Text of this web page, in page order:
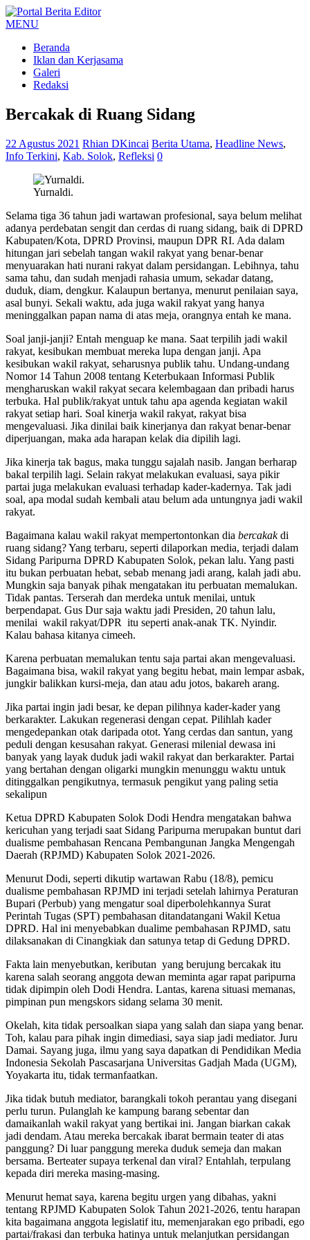
MENU
Beranda
Iklan dan Kerjasama
Galeri
Redaksi
Bercakak di Ruang Sidang
22 Agustus 2021 Rhian DKincai Berita Utama, Headline News,
Info Terkini, Kab. Solok, Refleksi 0
Yurnaldi.
Selama tiga 36 tahun jadi wartawan profesional, saya belum melihat
adanya perdebatan sengit dan cerdas di ruang sidang, baik di DPRD
Kabupaten/Kota, DPRD Provinsi, maupun DPR RI. Ada dalam
hitungan jari sebelah tangan wakil rakyat yang benar-benar
menyuarakan hati nurani rakyat dalam persidangan. Lebihnya, tahu
sama tahu, dan sudah menjadi rahasia umum, sekadar datang,
duduk, diam, dengkur. Kalaupun bertanya, menurut penilaian saya,
asal bunyi. Sekali waktu, ada juga wakil rakyat yang hanya
meninggalkan papan nama di atas meja, orangnya entah ke mana.
Soal janji-janji? Entah menguap ke mana. Saat terpilih jadi wakil
rakyat, kesibukan membuat mereka lupa dengan janji. Apa
kesibukan wakil rakyat, seharusnya publik tahu. Undang-undang
Nomor 14 Tahun 2008 tentang Keterbukaan Informasi Publik
mengharuskan wakil rakyat secara kelembagaan dan pribadi harus
terbuka. Hal publik/rakyat untuk tahu apa agenda kegiatan wakil
rakyat setiap hari. Soal kinerja wakil rakyat, rakyat bisa
mengevaluasi. Jika dinilai baik kinerjanya dan rakyat benar-benar
diperjuangan, maka ada harapan kelak dia dipilih lagi.
Jika kinerja tak bagus, maka tunggu sajalah nasib. Jangan berharap
bakal terpilih lagi. Selain rakyat melakukan evaluasi, saya pikir
partai juga melakukan evaluasi terhadap kader-kadernya. Tak jadi
soal, apa modal sudah kembali atau belum ada untungnya jadi wakil
rakyat.
Bagaimana kalau wakil rakyat mempertontonkan dia bercakakdi
ruang sidang? Yang terbaru, seperti dilaporkan media, terjadi dalam
Sidang Paripurna DPRD Kabupaten Solok, pekan lalu. Yang pasti
itu bukan perbuatan hebat, sebab menang jadi arang, kalah jadi abu.
Mungkin saja banyak pihak mengatakan itu perbuatan memalukan.
Tidak pantas. Terserah dan merdeka untuk menilai, untuk
berpendapat. Gus Dur saja waktu jadi Presiden, 20 tahun lalu,
menilai wakil rakyat/DPR itu seperti anak-anak TK. Nyindir.
Kalau bahasa kitanya cimeeh.
Karena perbuatan memalukan tentu saja partai akan mengevaluasi.
Bagaimana bisa, wakil rakyat yang begitu hebat, main lempar asbak,
jungkir balikkan kursi-meja, dan atau adu jotos, bakareh arang.
Jika partai ingin jadi besar, ke depan pilihnya kader-kader yang
berkarakter. Lakukan regenerasi dengan cepat. Pilihlah kader
mengedepankan otak daripada otot. Yang cerdas dan santun, yang
peduli dengan kesusahan rakyat. Generasi milenial dewasa ini
banyak yang layak duduk jadi wakil rakyat dan berkarakter. Partai
yang bertahan dengan oligarki mungkin menunggu waktu untuk
ditinggalkan pengikutnya, termasuk pengikut yang paling setia
sekalipun
Ketua DPRD Kabupaten Solok Dodi Hendra mengatakan bahwa
kericuhan yang terjadi saat Sidang Paripurna merupakan buntut dari
dualisme pembahasan Rencana Pembangunan Jangka Mengengah
Daerah (RPJMD) Kabupaten Solok 2021-2026.
Menurut Dodi, seperti dikutip wartawan Rabu (18/8), pemicu
dualisme pembahasan RPJMD ini terjadi setelah lahirnya Peraturan
Bupari (Perbub) yang mengatur soal diperbolehkannya Surat
Perintah Tugas (SPT) pembahasan ditandatangani Wakil Ketua
DPRD. Hal ini menyebabkan dualime pembahasan RPJMD, satu
dilaksanakan di Cinangkiak dan satunya tetap di Gedung DPRD.
Fakta lain menyebutkan, keributan yang berujung bercakak itu
karena salah seorang anggota dewan meminta agar rapat paripurna
tidak dipimpin oleh Dodi Hendra. Lantas, karena situasi memanas,
pimpinan pun mengskors sidang selama 30 menit.
Okelah, kita tidak persoalkan siapa yang salah dan siapa yang benar.
Toh, kalau para pihak ingin dimediasi, saya siap jadi mediator. Juru
Damai. Sayang juga, ilmu yang saya dapatkan di Pendidikan Media
Indonesia Sekolah Pascasarjana Universitas Gadjah Mada (UGM),
Yoyakarta itu, tidak termanfaatkan.
Jika tidak butuh mediator, barangkali tokoh perantau yang disegani
perlu turun. Pulanglah ke kampung barang sebentar dan
damaikanlah wakil rakyat yang bertikai ini. Jangan biarkan cakak
jadi dendam. Atau mereka bercakak ibarat bermain teater di atas
panggung? Di luar panggung mereka duduk semeja dan makan
bersama. Berteater supaya terkenal dan viral? Entahlah, terpulang
kepada diri mereka masing-masing.
Menurut hemat saya, karena begitu urgen yang dibahas, yakni
tentang RPJMD Kabupaten Solok Tahun 2021-2026, tentu harapan
kita bagaimana anggota legislatif itu, memenjarakan ego pribadi, ego
partai/frakasi dan terbuka hatinya untuk melanjutkan persidangan